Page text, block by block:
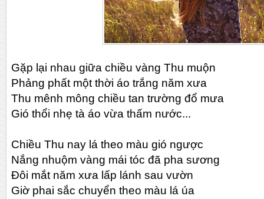
Gặp lại nhau giữa chiều vàng Thu muộn
Phảng phất một thời áo trắng năm xưa
Thu mênh mông chiều tan trường đổ mưa
Gió thổi nhẹ tà áo vừa thấm nước...
Chiều Thu nay lá theo màu gió ngược
Nắng nhuộm vàng mái tóc đã pha sương
Đôi mắt năm xưa lấp lánh sau vườn
Giờ phai sắc chuyển theo màu lá úa